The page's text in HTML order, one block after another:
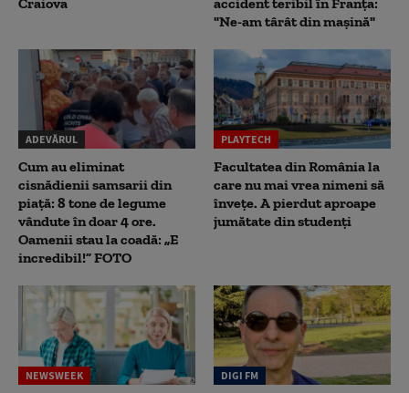
"Ne-am târât din mașină"
ADEVĂRUL
Cum au eliminat
cisnădienii samsarii din
piață: 8 tone de legume
vândute în doar 4 ore.
Oamenii stau la coadă: „E
incredibil!” FOTO
PLAYTECH
Facultatea din România la
care nu mai vrea nimeni să
înveţe. A pierdut aproape
jumătate din studenţi
NEWSWEEK DIGI FM